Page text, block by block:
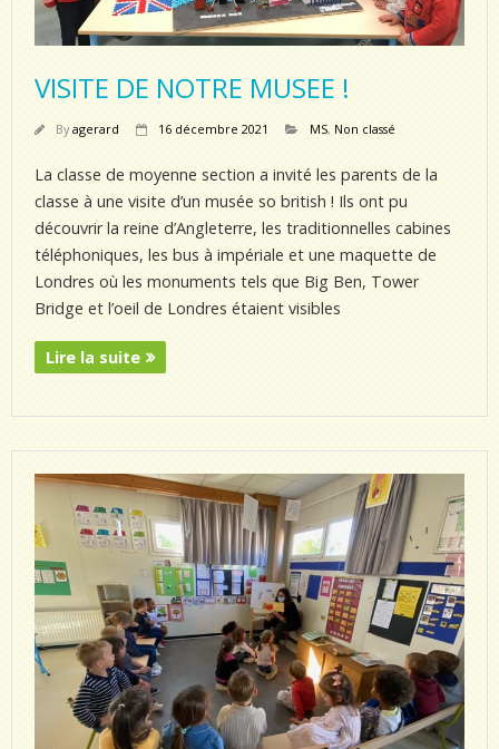
VISITE DE NOTRE MUSEE !
Byagerard 16 décembre 2021 MS, Non classé
La classe de moyenne section a invité les parents de la
classe à une visite d’un musée so british ! Ils ont pu
découvrir la reine d’Angleterre, les traditionnelles cabines
téléphoniques, les bus à impériale et une maquette de
Londres où les monuments tels que Big Ben, Tower
Bridge et l’oeil de Londres étaient visibles
Lire la suite